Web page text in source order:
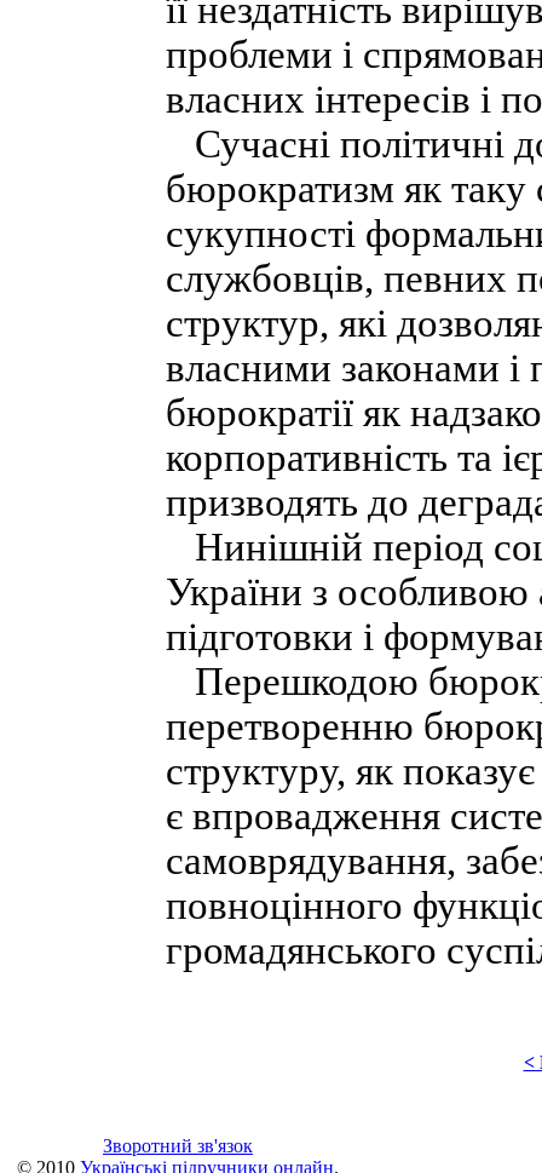
її нездатність
проблеми і
власних інтересів і
Сучасні політичні
бюрократизм як таку
сукупності
службовців, певних
структур, які
власними законами
бюрократії як
корпоративність та
призводять до
Нинішній період
України з особливою
підготовки і
Перешкодою
перетворенню
структуру, як
є впровадження
самоврядування,
повноцінного
громадянського
<
Зворотний зв'язок
© 2010 Українські підручники онлайн.